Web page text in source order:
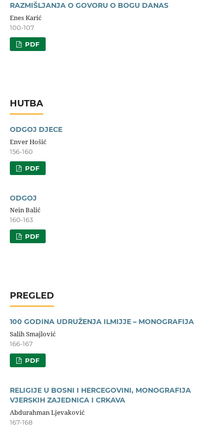
RAZMIŠLJANJA O GOVORU O BOGU DANAS
Enes Karić
100-107
PDF
HUTBA
ODGOJ DJECE
Enver Hošić
156-160
PDF
ODGOJ
Nein Balić
160-163
PDF
PREGLED
100 GODINA UDRUŽENJA ILMIJJE – MONOGRAFIJA
Salih Smajlović
166-167
PDF
RELIGIJE U BOSNI I HERCEGOVINI, MONOGRAFIJA
VJERSKIH ZAJEDNICA I CRKAVA
Abdurahman Ljevaković
167-168